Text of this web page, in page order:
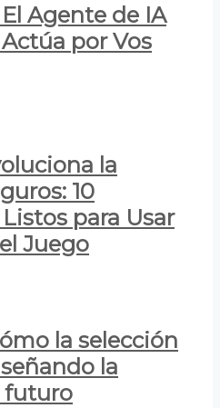
Agente de IA
por Vos
la
10
para Usar
Juego
la selección
la
futuro